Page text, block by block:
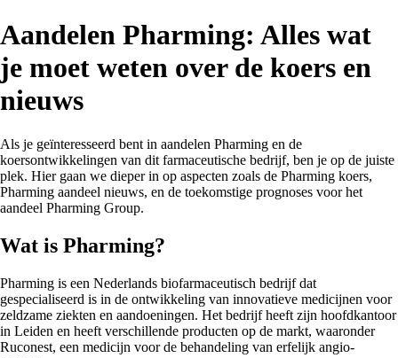
Aandelen Pharming: Alles wat
je moet weten over de koers en
nieuws
Als je geïnteresseerd bent in aandelen Pharming en de
koersontwikkelingen van dit farmaceutische bedrijf, ben je op de juiste
plek. Hier gaan we dieper in op aspecten zoals de Pharming koers,
Pharming aandeel nieuws, en de toekomstige prognoses voor het
aandeel Pharming Group.
Wat is Pharming?
Pharming is een Nederlands biofarmaceutisch bedrijf dat
gespecialiseerd is in de ontwikkeling van innovatieve medicijnen voor
zeldzame ziekten en aandoeningen. Het bedrijf heeft zijn hoofdkantoor
in Leiden en heeft verschillende producten op de markt, waaronder
Ruconest, een medicijn voor de behandeling van erfelijk angio-